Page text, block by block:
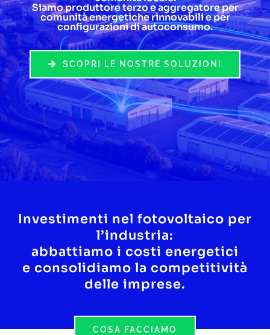
Lavora con noi
Contatti
Siamo produttore terzo e aggregatore per
comunità energetiche rinnovabili e per
configurazioni di autoconsumo.
SCOPRI LE NOSTRE SOLUZIONI
Investimenti nel fotovoltaico per
l’industria:
abbattiamo i costi energetici
e consolidiamo la competitività
delle imprese.
COSA FACCIAMO